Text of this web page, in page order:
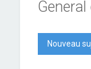
Nouveau